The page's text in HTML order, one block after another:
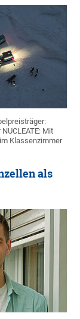
Mit
Klassenzimmer
als